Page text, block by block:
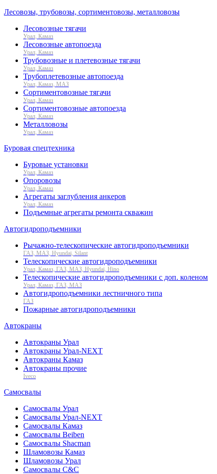
Лесовозы, трубовозы, сортиментовозы, металловозы
Лесовозные тягачи
Урал, Камаз
Лесовозные автопоезда
Урал, Камаз
Трубовозные и плетевозные тягачи
Урал, Камаз
Трубоплетевозные автопоезда
Урал, Камаз, МАЗ
Сортиментовозные тягачи
Урал, Камаз
Сортиментовозные автопоезда
Урал, Камаз
Металловозы
Урал, Камаз
Буровая спецтехника
Буровые установки
Урал, Камаз
Опоровозы
Урал, Камаз
Агрегаты заглубления анкеров
Урал, Камаз
Подъемные агрегаты ремонта скважин
Автогидроподъемники
Рычажно-телескопические автогидроподъемники
ГАЗ, МАЗ, Hyundai, Silant
Телескопические автогидроподъемники
Урал, Камаз, ГАЗ, МАЗ, Hyundai, Hino
Телескопические автогидроподъемники с доп. коленом
Урал, Камаз, ГАЗ, МАЗ
Автогидроподъемники лестничного типа
ГАЗ
Пожарные автогидроподъемники
Автокраны
Автокраны Урал
Автокраны Урал-NEXT
Автокраны Камаз
Автокраны прочие
Iveco
Самосвалы
Самосвалы Урал
Самосвалы Урал-NEXT
Самосвалы Камаз
Самосвалы Beiben
Самосвалы Shacman
Шламовозы Камаз
Шламовозы Урал
Самосвалы C&C